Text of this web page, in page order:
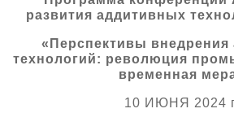
О выставке
Партнеры выставки
развития аддитивных
«Перспективы
технологий: революция
временная
10 ИЮНЯ 2024